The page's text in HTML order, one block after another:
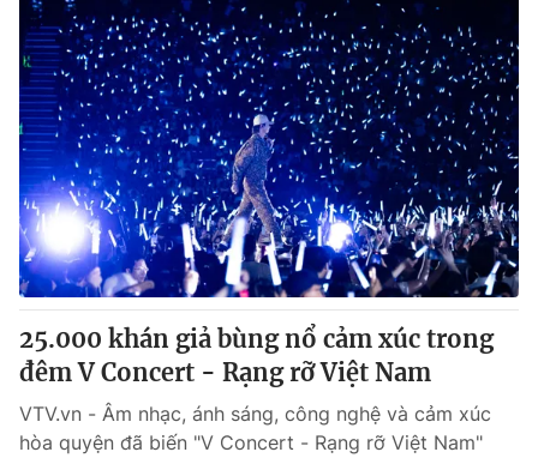
25.000 khán giả bùng nổ cảm xúc trong
đêm V Concert - Rạng rỡ Việt Nam
VTV.vn - Âm nhạc, ánh sáng, công nghệ và cảm xúc
hòa quyện đã biến "V Concert - Rạng rỡ Việt Nam"